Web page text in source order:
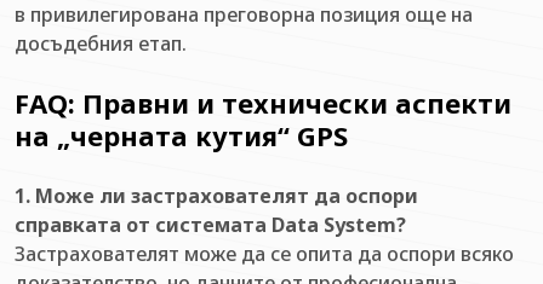
в привилегирована преговорна позиция още на
досъдебния етап.
FAQ: Правни и технически аспекти
на „черната кутия“ GPS
1. Може ли застрахователят да оспори
справката от системата Data System?
Застрахователят може да се опита да оспори всяко